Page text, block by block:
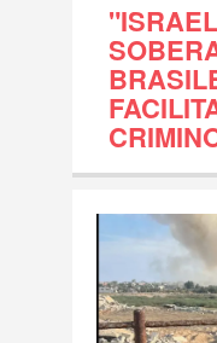
FATOS
Documentos
legais
História e
Política
Povo